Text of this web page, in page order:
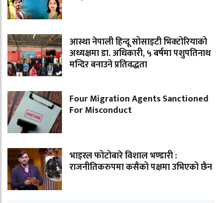
आस्था नेपाली हिन्दू सोसाइटी भिक्टोरियाको
अध्यक्षमा डा. अधिकारी, ५ बर्षमा पशुपतिनाथ
मन्दिर बनाउने प्रतिवद्धता
Four Migration Agents Sanctioned
For Misconduct
भाइरल फोटोबारे विशाल भण्डारी :
राजनीतिकरुपमा कसैको पक्षमा उभिएको छैन